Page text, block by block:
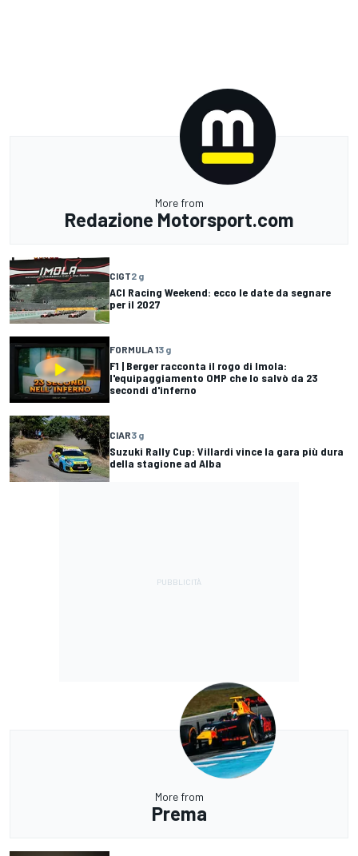
More from
Redazione Motorsport.com
CIGT2 g
ACI Racing Weekend: ecco le date da segnare
per il 2027
FORMULA 13 g
F1 | Berger racconta il rogo di Imola:
l'equipaggiamento OMP che lo salvò da 23
secondi d'inferno
CIAR3 g
Suzuki Rally Cup: Villardi vince la gara più dura
della stagione ad Alba
More from
Prema